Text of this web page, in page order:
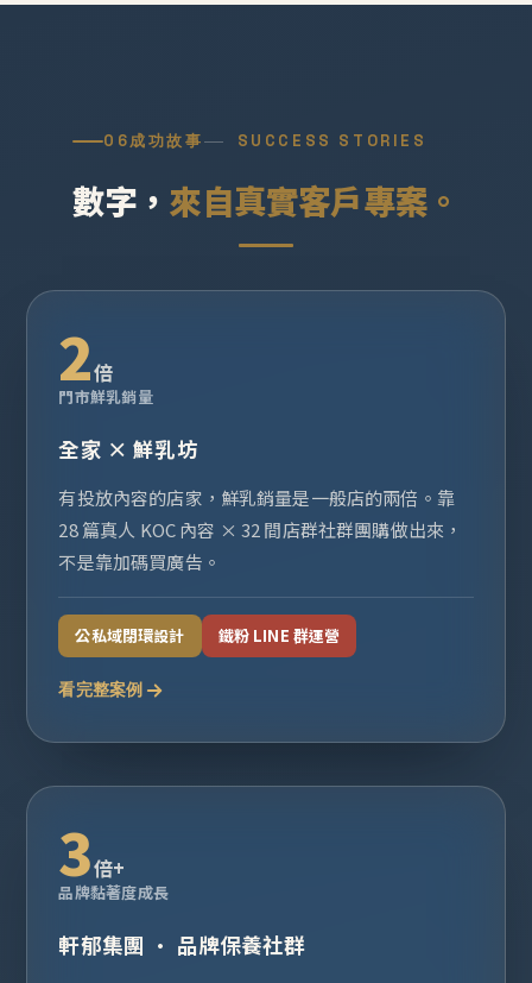
06成功故事 SUCCESS STORIES
數字， 來自真實客戶專案。
2倍
門市鮮乳銷量
全家 × 鮮乳坊
有投放內容的店家，鮮乳銷量是一般店的兩倍。靠
28 篇真人 KOC 內容 × 32 間店群社群團購做出來，
不是靠加碼買廣告。
公私域閉環設計 鐵粉 LINE 群運營
看完整案例
3倍+
品牌黏著度成長
軒郁集團 · 品牌保養社群